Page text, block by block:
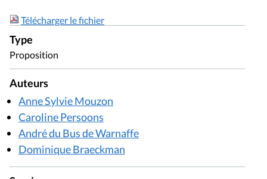
Télécharger le fichier
Type
Proposition
Auteurs
Anne Sylvie Mouzon
Caroline Persoons
André du Bus de Warnaffe
Dominique Braeckman